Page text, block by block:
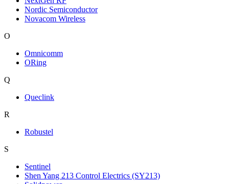
Nordic Semiconductor
Novacom Wireless
O
Omnicomm
ORing
Q
Queclink
R
Robustel
S
Sentinel
Shen Yang 213 Control Electrics (SY213)